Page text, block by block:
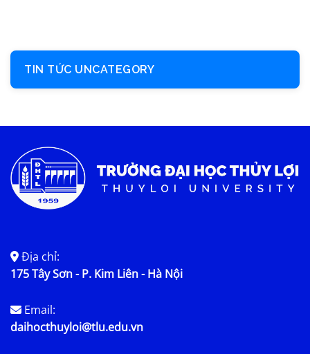
TIN TỨC UNCATEGORY
Địa chỉ:
175 Tây Sơn - P. Kim Liên - Hà Nội
Email:
daihocthuyloi@tlu.edu.vn